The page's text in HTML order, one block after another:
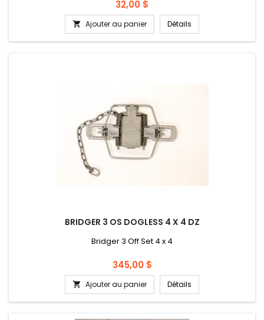
Prix
32,00 $
 Ajouter au panier Détails
BRIDGER 3 OS DOGLESS 4 X 4 DZ
Bridger 3 Off Set 4 x 4
Prix
345,00 $
 Ajouter au panier Détails